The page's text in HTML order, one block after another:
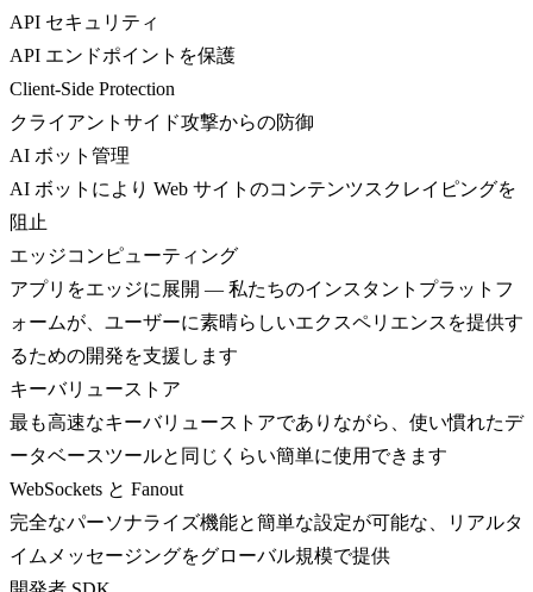
API セキュリティ
API エンドポイントを保護
Client-Side Protection
クライアントサイド攻撃からの防御
AI ボット管理
AI ボットにより Web サイトのコンテンツスクレイピングを
阻止
エッジコンピューティング
アプリをエッジに展開 — 私たちのインスタントプラットフ
ォームが、ユーザーに素晴らしいエクスペリエンスを提供す
るための開発を支援します
キーバリューストア
最も高速なキーバリューストアでありながら、使い慣れたデ
ータベースツールと同じくらい簡単に使用できます
WebSockets と Fanout
完全なパーソナライズ機能と簡単な設定が可能な、リアルタ
イムメッセージングをグローバル規模で提供